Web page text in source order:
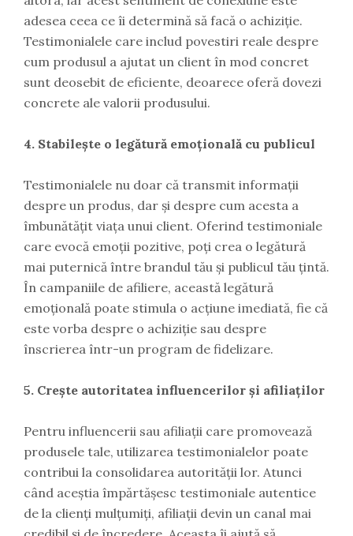
adesea ceea ce îi determină să facă o achiziție.
Testimonialele care includ povestiri reale despre
cum produsul a ajutat un client în mod concret
sunt deosebit de eficiente, deoarece oferă dovezi
concrete ale valorii produsului.
4. Stabilește o legătură emoțională cu publicul
Testimonialele nu doar că transmit informații
despre un produs, dar și despre cum acesta a
îmbunătățit viața unui client. Oferind testimoniale
care evocă emoții pozitive, poți crea o legătură
mai puternică între brandul tău și publicul tău țintă.
În campaniile de afiliere, această legătură
emoțională poate stimula o acțiune imediată, fie că
este vorba despre o achiziție sau despre
înscrierea într-un program de fidelizare.
5. Crește autoritatea influencerilor și afiliaților
Pentru influencerii sau afiliații care promovează
produsele tale, utilizarea testimonialelor poate
contribui la consolidarea autorității lor. Atunci
când aceștia împărtășesc testimoniale autentice
de la clienți mulțumiți, afiliații devin un canal mai